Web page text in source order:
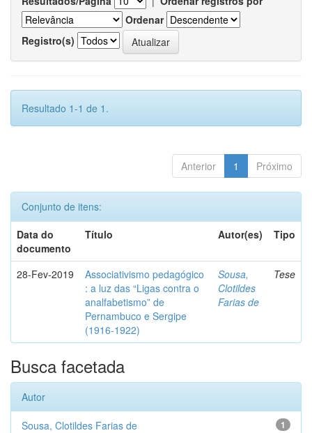
Ordenar
Registro(s)
Resultado 1-1 de 1.
Anterior 1 Próximo
Conjunto de itens:
Data do
documento
Título Autor(es) Tipo
28-Fev-2019
Associativismo pedagógico
: a luz das “Ligas contra o
analfabetismo” de
Pernambuco e Sergipe
(1916-1922)
Sousa,
Clotildes
Farias de
Tese
Busca facetada
Autor
1
Sousa, Clotildes Farias de